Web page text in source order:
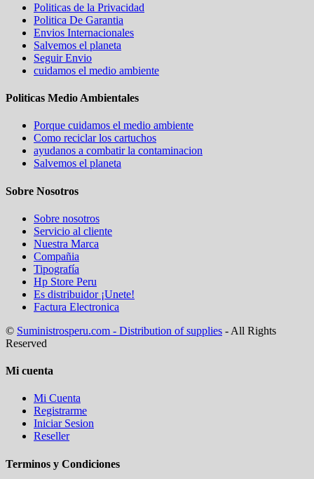
Politicas de la Privacidad
Politica De Garantia
Envios Internacionales
Salvemos el planeta
Seguir Envio
cuidamos el medio ambiente
Politicas Medio Ambientales
Porque cuidamos el medio ambiente
Como reciclar los cartuchos
ayudanos a combatir la contaminacion
Salvemos el planeta
Sobre Nosotros
Sobre nosotros
Servicio al cliente
Nuestra Marca
Compañia
Tipografía
Hp Store Peru
Es distribuidor ¡Unete!
Factura Electronica
© Suministrosperu.com - Distribution of supplies - All Rights
Reserved
Mi cuenta
Mi Cuenta
Registrarme
Iniciar Sesion
Reseller
Terminos y Condiciones